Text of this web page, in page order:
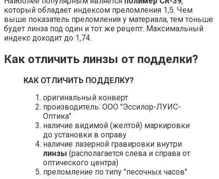
который обладает индексом преломления 1,5. Чем
выше показатель преломления у материала, тем тоньше
будет линза под один и тот же рецепт. Максимальный
индекс доходит до 1,74.
Как отличить линзы от подделки?
КАК ОТЛИЧИТЬ ПОДДЕЛКУ?
оригинальный конверт
производитель: ООО "Эссилор-ЛУИС-
Оптика"
наличие видимой (желтой) маркировки
до установки в оправу
наличие лазерной гравировки внутри
линзы (располагается слева и справа от
оптического центра)
преломление по типу "песочных часов"